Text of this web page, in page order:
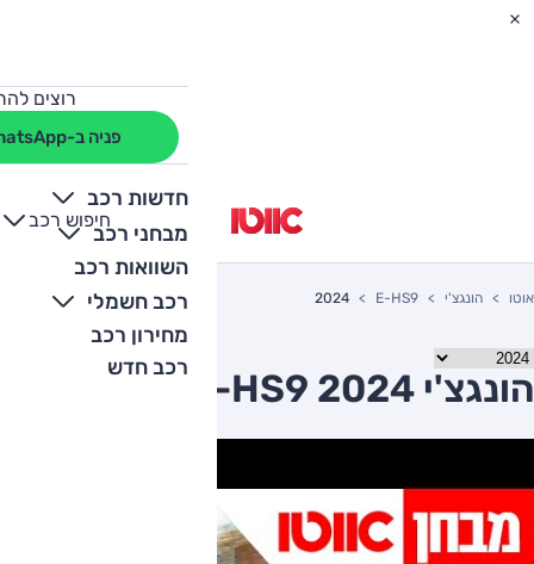
רוצים
פניה ב-WhatsApp
חדשות רכב
מבחני רכב
השוואות רכב
רכב חשמלי
מחירון רכב
רכב חדש
חיפוש רכב
+
-
אוטו הונגצ'י E-HS9
2024
הונגצ'י E-HS9 2024 יד שניה